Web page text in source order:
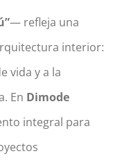
— refleja una
interior:
vida y a la
En Dimode
integral para